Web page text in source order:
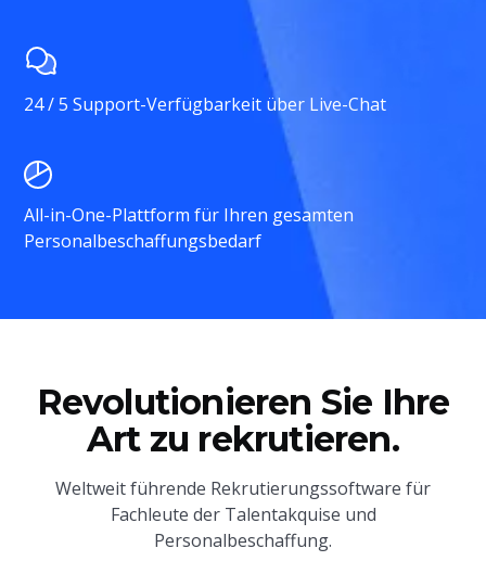
24 / 5 Support-Verfügbarkeit über Live-Chat
All-in-One-Plattform für Ihren gesamten
Personalbeschaffungsbedarf
Revolutionieren Sie Ihre
Art zu rekrutieren.
Weltweit führende Rekrutierungssoftware für
Fachleute der Talentakquise und
Personalbeschaffung.